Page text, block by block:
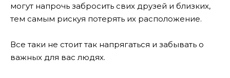
могут напрочь забросить свих друзей и близких,
тем самым рискуя потерять их расположение.
Все таки не стоит так напрягаться и забывать о
важных для вас людях.